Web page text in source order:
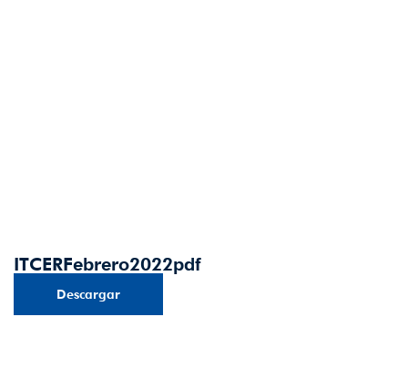
ITCERFebrero2022pdf
Descargar